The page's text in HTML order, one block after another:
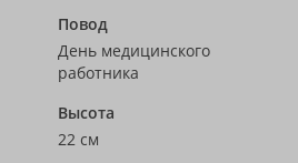
Повод
День медицинского
работника
Высота
22 см